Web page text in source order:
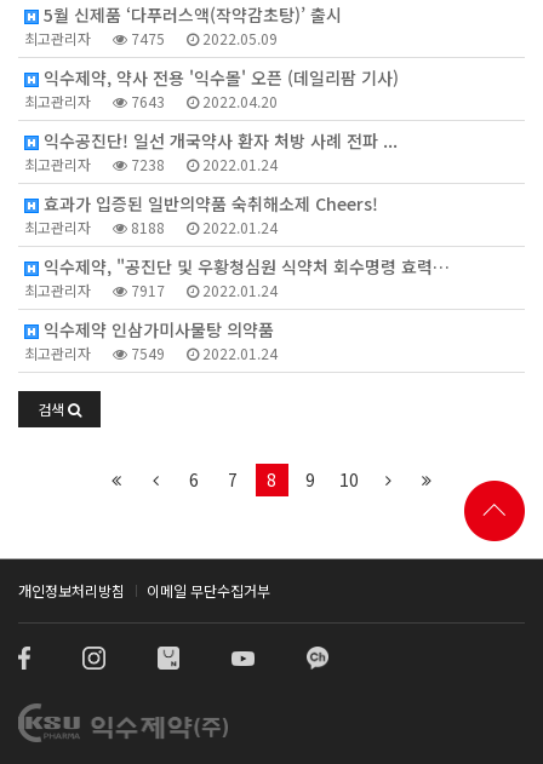
5월 신제품 ‘다푸러스액(작약감초탕)’ 출시
최고관리자 7475 2022.05.09
익수제약, 약사 전용 '익수몰' 오픈 (데일리팜 기사)
최고관리자 7643 2022.04.20
익수공진단! 일선 개국약사 환자 처방 사례 전파 ...
최고관리자 7238 2022.01.24
효과가 입증된 일반의약품 숙취해소제 Cheers!
최고관리자 8188 2022.01.24
익수제약, "공진단 및 우황청심원 식약처 회수명령 효력…
최고관리자 7917 2022.01.24
익수제약 인삼가미사물탕 의약품
최고관리자 7549 2022.01.24
검색
6 7 8 9 10
개인정보처리방침 이메일 무단수집거부